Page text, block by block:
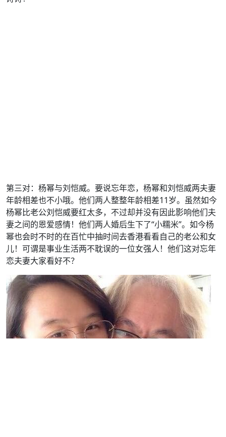
第三对：杨幂与刘恺威。要说忘年恋，杨幂和刘恺威两夫妻
年龄相差也不小哦。他们两人整整年龄相差11岁。虽然如今
杨幂比老公刘恺威要红太多，不过却并没有因此影响他们夫
妻之间的恩爱感情！他们两人婚后生下了“小糯米”。如今杨
幂也会时不时的在百忙中抽时间去香港看看自己的老公和女
儿！可谓是事业生活两不耽误的一位女强人！他们这对忘年
恋夫妻大家看好不？